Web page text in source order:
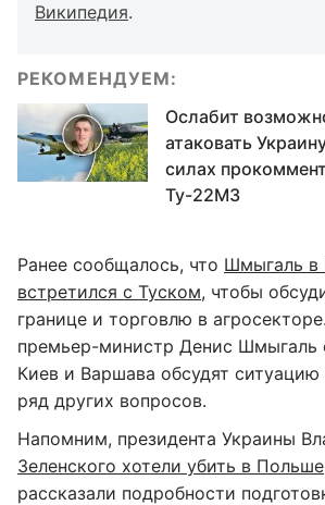
Википедия.
РЕКОМЕНДУЕМ:
Ослабит
атаковать
силах
Ту-22М3
Ранее сообщалось, что Шмыгаль в
встретился с Туском, чтобы
границе и торговлю в
премьер-министр Денис Шмыгаль
Киев и Варшава обсудят ситуацию
ряд других вопросов.
Напомним, президента Украины
Зеленского хотели убить в Польше
рассказали подробности